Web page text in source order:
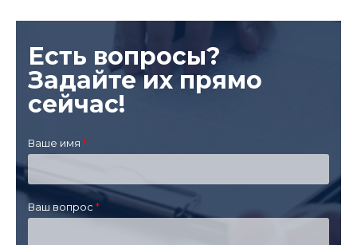
Есть вопросы?
Задайте их прямо
сейчас!
Ваше имя
Ваш вопрос